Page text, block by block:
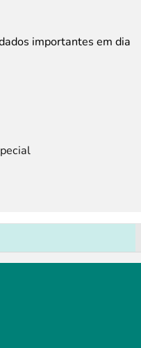
importantes em dia